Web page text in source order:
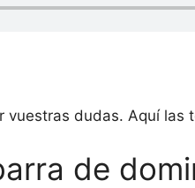
vuestras dudas. Aquí las
de